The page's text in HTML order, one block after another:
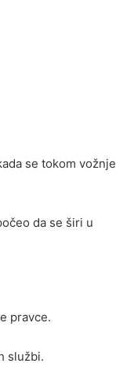
se tokom vožnje
da se širi u
pravce.
službi.